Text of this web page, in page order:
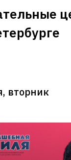
вторник